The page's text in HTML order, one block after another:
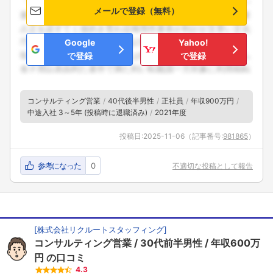
メールで登録（無料）
Google
で登録
Yahoo!
で登録
コンサルティング営業 40代後半男性 正社員
年収900万円
中途入社 3～5年 (投稿時に退職済み)
2021年度
投稿日:2025-11-06 （記事番号:981865）
参考になった 0 不適切な投稿として報告
[株式会社リクルートスタッフィング]
コンサルティング営業 30代前半男性
年収600万
円 の口コミ
4.3